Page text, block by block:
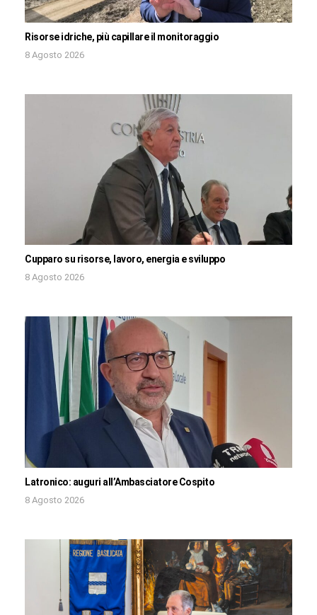
Risorse idriche, più capillare il monitoraggio
8 Agosto 2026
Cupparo su risorse, lavoro, energia e sviluppo
8 Agosto 2026
Latronico: auguri all’Ambasciatore Cospito
8 Agosto 2026